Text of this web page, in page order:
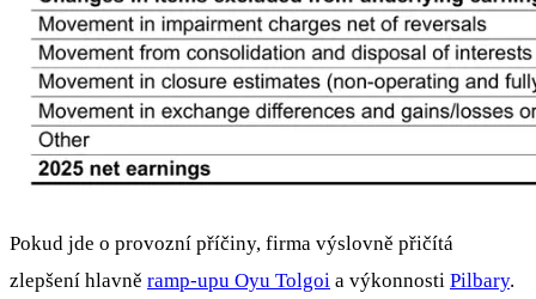
Pokud jde o provozní příčiny, firma výslovně přičítá
zlepšení hlavně ramp-upu Oyu Tolgoi a výkonnosti Pilbary.